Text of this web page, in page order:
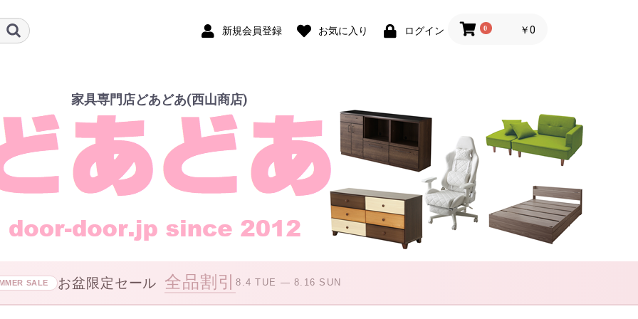
新規会員登録 お気に入り ログイン 0 ￥0
家具専門店どあどあ(西山商店)
SALE お盆限定セール 全品割引8.4 TUE — 8.16 SUN